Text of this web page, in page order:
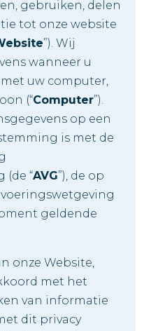
gebruiken, delen
tot onze website
”). Wij
wanneer u
uw computer,
(“Computer”).
op een
is met de
(de “AVG”), de op
geldende
onze Website,
met het
van informatie
dit privacy